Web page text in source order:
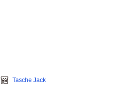
Tasche Jack